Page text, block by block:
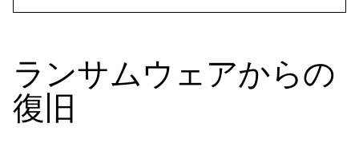
ランサムウェアからの
復旧